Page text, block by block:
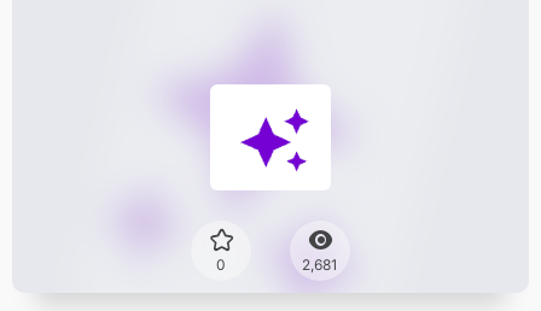
0 2,681